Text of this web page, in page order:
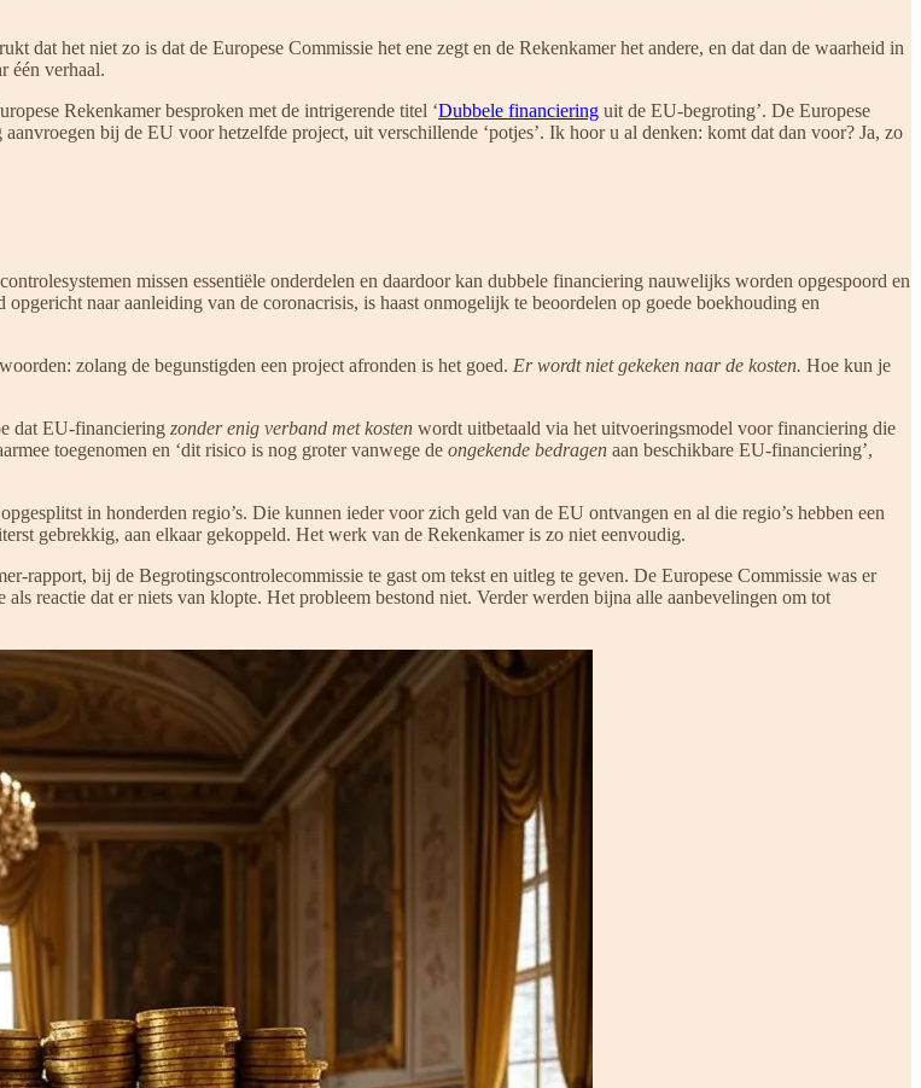
dat het niet zo is dat de Europese Commissie het ene zegt en de Rekenkamer het andere, en dat dan de waarheid in
één verhaal.
Rekenkamer besproken met de intrigerende titel ‘Dubbele financiering uit de EU-begroting’. De Europese
bij de EU voor hetzelfde project, uit verschillende ‘potjes’. Ik hoor u al denken: komt dat dan voor? Ja, zo
missen essentiële onderdelen en daardoor kan dubbele financiering nauwelijks worden opgespoord en
naar aanleiding van de coronacrisis, is haast onmogelijk te beoordelen op goede boekhouding en
zolang de begunstigden een project afronden is het goed. Er wordt niet gekeken naar de kosten. Hoe kun je
dat EU-financiering zonder enig verband met kosten wordt uitbetaald via het uitvoeringsmodel voor financiering die
toegenomen en ‘dit risico is nog groter vanwege de ongekende bedragen aan beschikbare EU-financiering’,
in honderden regio’s. Die kunnen ieder voor zich geld van de EU ontvangen en al die regio’s hebben een
gebrekkig, aan elkaar gekoppeld. Het werk van de Rekenkamer is zo niet eenvoudig.
rapport, bij de Begrotingscontrolecommissie te gast om tekst en uitleg te geven. De Europese Commissie was er
reactie dat er niets van klopte. Het probleem bestond niet. Verder werden bijna alle aanbevelingen om tot